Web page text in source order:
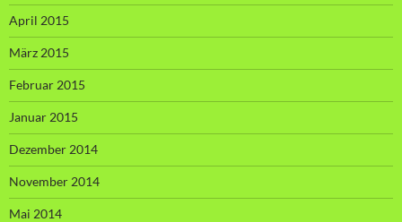
April 2015
März 2015
Februar 2015
Januar 2015
Dezember 2014
November 2014
Mai 2014